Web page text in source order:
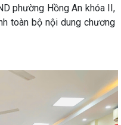
phường Hồng An khóa II,
toàn bộ nội dung chương